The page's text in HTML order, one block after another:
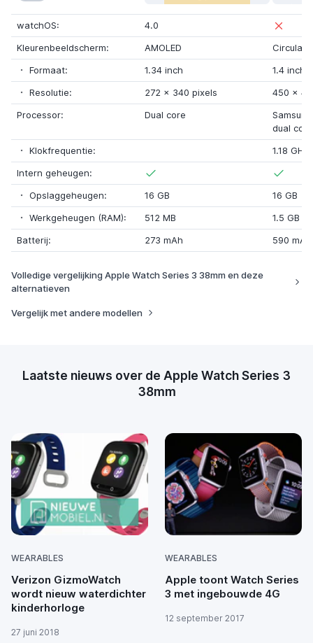
watchOS:
4.0
Kleurenbeeldscherm:
AMOLED
Circular
Formaat:
1.34 inch
1.4 inch
Resolutie:
272 x 340 pixels 450 x
Processor:
Dual core
dual core
Klokfrequentie:
1.18 GHz
Intern geheugen:
Opslaggeheugen:
16 GB
16 GB
Werkgeheugen (RAM):
512 MB
1.5 GB
Batterij:
273 mAh 590 mAh
Volledige vergelijking Apple Watch Series 3 38mm en deze
alternatieven
Vergelijk met andere modellen
Laatste nieuws over de Apple Watch Series 3
38mm
WEARABLES
Verizon GizmoWatch
wordt nieuw waterdichter
kinderhorloge
27 juni 2018
WEARABLES
Apple toont Watch Series
3 met ingebouwde 4G
12 september 2017